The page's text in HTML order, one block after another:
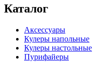
Каталог
Аксессуары
Кулеры напольные
Кулеры настольные
Пурифайеры